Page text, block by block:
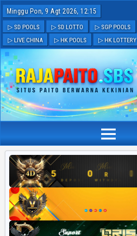
Minggu Pon, 9 Agt 2026, 12:15
▷ SD POOLS ▷ SD LOTTO ▷ SGP POOLS
▷ LIVE CHINA
▷ HK POOLS ▷ HK LOTTERY